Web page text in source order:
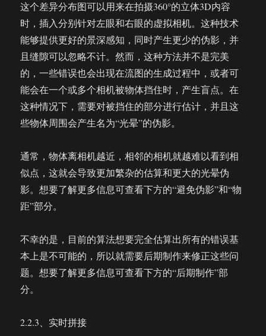
这个差异分布图可以用来在拍摄360°的立体3D内容
时，插入分别针对左眼和右眼的虚拟相机。这种技术
能够提供更好的景深感知，同时产生更少的伪影，并
且缝隙可以忽略不计。然而，这种方法并不是完美
的，一些错误也会出现在流图的生成过程中，或者可
能会在一个或多个相机被物体挡住时，产生盲点。在
这种情况下，需要对被挡住的部分进行估计，并且这
些物体周围会产生名为“光晕”的伪影。
通常，物体离相机越近，相邻的相机就越难以看到相
似点，这就会导致更加繁杂的估算和更大的光晕伪
影。想要了解更多信息可查看下方的“避免伪影”和“物
距”部分。
不幸的是，目前的算法想要完全估算出所有的错误基
本上是不可能的，所以就需要后期制作来修正这些问
题。想要了解更多信息可查看下方的“后期制作”部
分。
2.2.3、实时拼接